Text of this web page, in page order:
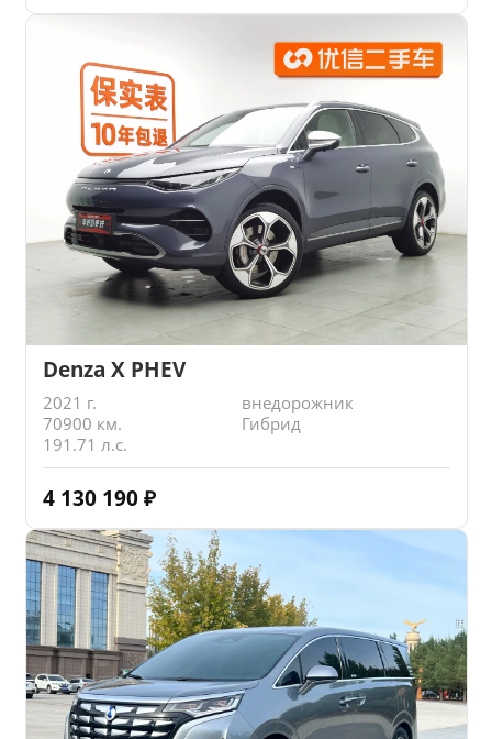
Denza X PHEV
2021 г.
внедорожник
70900 км.
Гибрид
191.71 л.с.
4 130 190 ₽